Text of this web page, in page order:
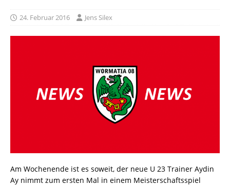
24. Februar 2016 Jens Silex
Am Wochenende ist es soweit, der neue U 23 Trainer Aydin
Ay nimmt zum ersten Mal in einem Meisterschaftsspiel